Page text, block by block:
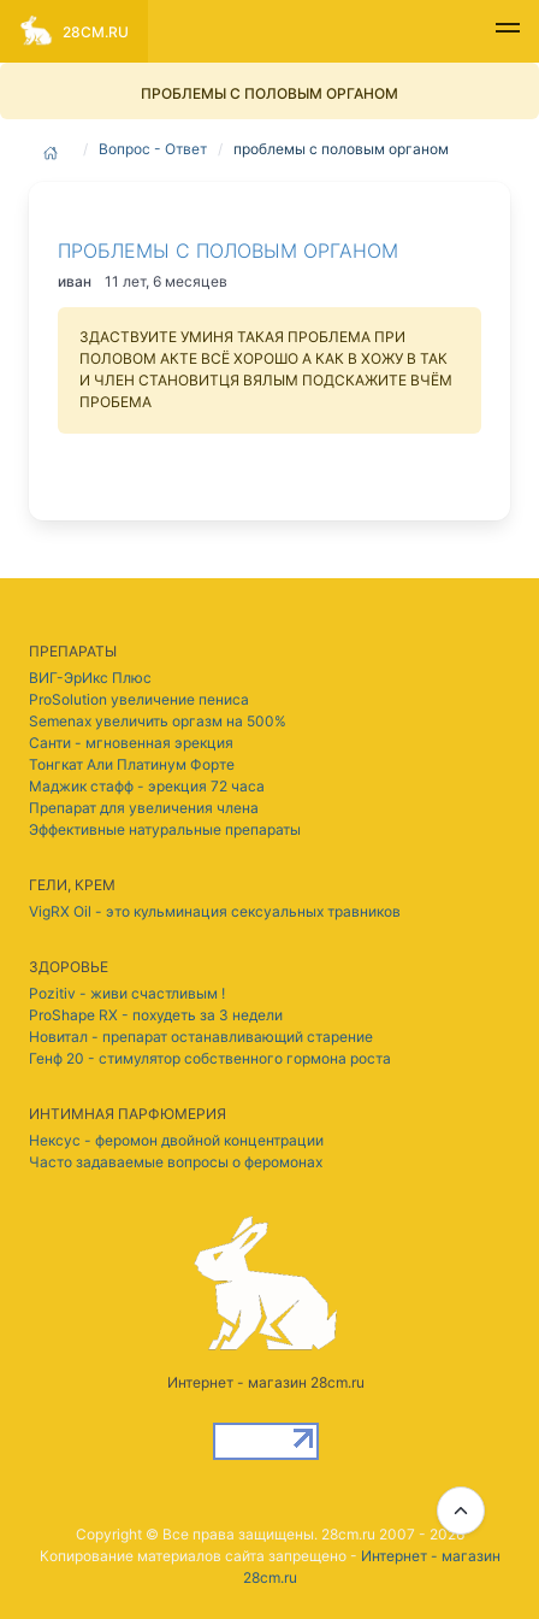
ПРОБЛЕМЫ С ПОЛОВЫМ ОРГАНОМ
28CM.RU
Вопрос - Ответ проблемы с половым органом
ПРОБЛЕМЫ С ПОЛОВЫМ ОРГАНОМ
иван 11 лет, 6 месяцев
ЗДАСТВУИТЕ УМИНЯ ТАКАЯ ПРОБЛЕМА ПРИ
ПОЛОВОМ АКТЕ ВСЁ ХОРОШО А КАК В ХОЖУ В ТАК
И ЧЛЕН СТАНОВИТЦЯ ВЯЛЫМ ПОДСКАЖИТЕ ВЧЁМ
ПРОБЕМА
ПРЕПАРАТЫ
ВИГ-ЭрИкс Плюс
ProSolution увеличение пениса
Semenax увеличить оргазм на 500%
Санти - мгновенная эрекция
Тонгкат Али Платинум Форте
Маджик стафф - эрекция 72 часа
Препарат для увеличения члена
Эффективные натуральные препараты
ГЕЛИ, КРЕМ
VigRX Oil - это кульминация сексуальных травников
ЗДОРОВЬЕ
Pozitiv - живи счастливым !
ProShape RX - похудеть за 3 недели
Новитал - препарат останавливающий старение
Генф 20 - стимулятор собственного гормона роста
ИНТИМНАЯ ПАРФЮМЕРИЯ
Нексус - феромон двойной концентрации
Часто задаваемые вопросы о феромонах
Интернет - магазин 28cm.ru
Copyright © Все права защищены. 28cm.ru 2007 - 2026
Копирование материалов сайта запрещено - Интернет - магазин
28cm.ru